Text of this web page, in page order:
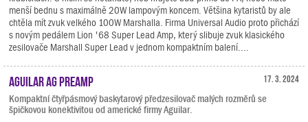
menší bednu s maximálně 20W lampovým koncem. Většina kytaristů by ale
chtěla mít zvuk velkého 100W Marshalla. Firma Universal Audio proto přichází
s novým pedálem Lion '68 Super Lead Amp, který slibuje zvuk klasického
zesilovače Marshall Super Lead v jednom kompaktním balení....
17. 3. 2024
Aguilar AG Preamp
Kompaktní čtyřpásmový baskytarový předzesilovač malých rozměrů se
špičkovou konektivitou od americké firmy Aguilar.